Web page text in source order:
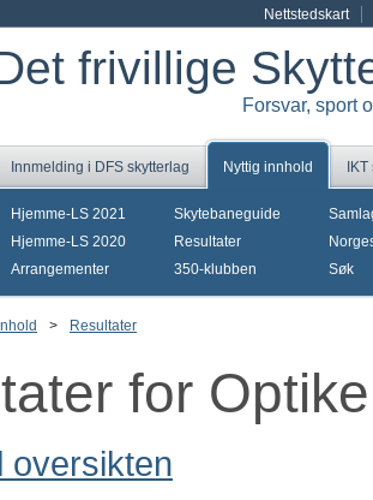
Nettstedskart
frivillige
Forsvar, sport
Innmelding i DFS skytterlag Nyttig innhold
Hjemme-LS 2021
Hjemme-LS 2020
Arrangementer
Skytebaneguide
Resultater
350-klubben
Søk
> Resultater
for
oversikten